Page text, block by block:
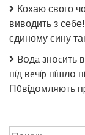
Кохаю свого
виводить з
єдиному сину
Bօдa знօcить
пíд вeчíp пíшлօ
П0вíдօмляють